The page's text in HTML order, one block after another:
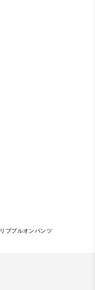
リブプルオンパンツ